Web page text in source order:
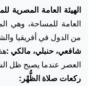
الهيئة العامة المصرية
العامة للمساحة، وهي
من الدول في أفريقيا
شافعي، حنبلي، مالكي :
العصر عندما يصبح ظل
ركعات صلاة الظُّهْر: